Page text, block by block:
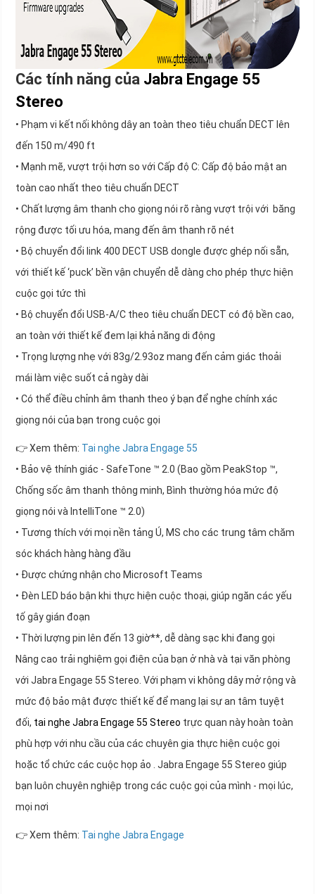
Các tính năng của Jabra Engage 55
Stereo
• Phạm vi kết nối không dây an toàn theo tiêu chuẩn DECT lên
đến 150 m/490 ft
• Mạnh mẽ, vượt trội hơn so với Cấp độ C: Cấp độ bảo mật an
toàn cao nhất theo tiêu chuẩn DECT
• Chất lượng âm thanh cho giọng nói rõ ràng vượt trội với băng
rộng được tối ưu hóa, mang đến âm thanh rõ nét
• Bộ chuyển đổi link 400 DECT USB dongle được ghép nối sẵn,
với thiết kế ‘puck’ bền vận chuyển dễ dàng cho phép thực hiện
cuộc gọi tức thì
• Bộ chuyển đổi USB-A/C theo tiêu chuẩn DECT có độ bền cao,
an toàn với thiết kế đem lại khả năng di động
• Trọng lượng nhẹ với 83g/2.93oz mang đến cảm giác thoải
mái làm việc suốt cả ngày dài
• Có thể điều chỉnh âm thanh theo ý bạn để nghe chính xác
giọng nói của bạn trong cuộc gọi
👉 Xem thêm: Tai nghe Jabra Engage 55
• Bảo vệ thính giác - SafeTone ™ 2.0 (Bao gồm PeakStop ™,
Chống sốc âm thanh thông minh, Bình thường hóa mức độ
giọng nói và IntelliTone ™ 2.0)
• Tương thích với mọi nền tảng Ú, MS cho các trung tâm chăm
sóc khách hàng hàng đầu
• Được chứng nhận cho Microsoft Teams
• Đèn LED báo bận khi thực hiện cuộc thoại, giúp ngăn các yếu
tố gây gián đoạn
• Thời lượng pin lên đến 13 giờ**, dễ dàng sạc khi đang gọi
Nâng cao trải nghiệm gọi điện của bạn ở nhà và tại văn phòng
với Jabra Engage 55 Stereo. Với phạm vi không dây mở rộng và
mức độ bảo mật được thiết kế để mang lại sự an tâm tuyệt
đối, tai nghe Jabra Engage 55 Stereo trực quan này hoàn toàn
phù hợp với nhu cầu của các chuyên gia thực hiện cuộc gọi
hoặc tổ chức các cuộc họp ảo . Jabra Engage 55 Stereo giúp
bạn luôn chuyên nghiệp trong các cuộc gọi của mình - mọi lúc,
mọi nơi
👉 Xem thêm: Tai nghe Jabra Engage